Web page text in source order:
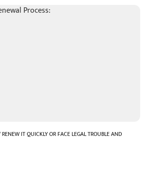
IT QUICKLY OR FACE LEGAL TROUBLE AND